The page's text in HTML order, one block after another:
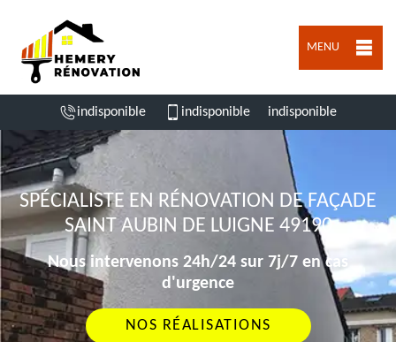
MENU
indisponible indisponible indisponible
SPÉCIALISTE EN RÉNOVATION DE FAÇADE
SAINT AUBIN DE LUIGNE 49190
Nous intervenons 24h/24 sur 7j/7 en cas
d'urgence
NOS RÉALISATIONS